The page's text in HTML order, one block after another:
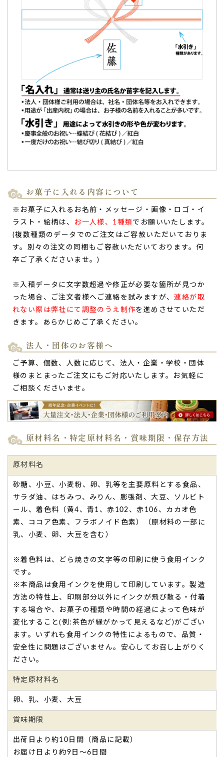
梱包も丁寧で箱も高級感があり、とても満足です。
時間どうりに届き、梱包も丁寧で箱も高級感があり、とても
満足です。
また注文したいです。（購入者様）
ご購入頂いた商品：こどもの日 イラスト入りどら焼き（3個
入り）
節句の内祝い。見た目も可愛く、味も美味しくて
とっても好評でした。
見た目も可愛く、味も美味しくてとっても好評でした。
また機会があれば注文したいと思います！
ご購入頂いた商品：こどもの日 初節句の内祝い 名入れどら
焼き(10個入り)
生地もふわふわで餡子の甘さもちょうどよくて、す
ごく美味しかったと親戚にも好評でした。
今回、孫の初節句の記念品として、お祝いいただいた方にお
渡ししたく注文させていただきました。
しまい諦めようかとも思いましたが、メールで相談させてい
かりました。
名前入りと可愛い端午の節句の絵がプリントされたどら焼き
は、 見た目だけでなく、生地もふわふわで餡子の甘さもちょ
うどよくて、すごく美味しかったと親戚にも好評でした。
機会があれば、またぜひ注文させていただきます。本当にあ
りがとうございました。（はるちゃん様）
ご購入頂いた商品：こどもの日 初節句の内祝い 名入れどら
可愛らしい節句のプリントで名入れもしてくださ
るため、内祝いとして
祝い
として喜んでもらえました。
どら焼きはしなやかでとても美味しく、お値段も量もちょう
（ふう様）
ご購入頂いた商品：こどもの日 初節句の内祝い 名入れどら
焼き(3個入り)
お菓子に入れる内容について
※お菓子に入れるお名前・メッセージ・画像・ロゴ・イ
ラスト・絵柄は、
お一人様、1種類 でお願いいたします。
(複数種類のデータでのご注文はご容赦いただいておりま
す。別々の注文の同梱もご容赦いただいております。何
卒ご了承くださいませ。)
※入稿データに文字数超過や修正が必要な箇所が見つか
った場合、ご注文者様へご連絡を試みますが、連絡が取
れない際は弊社にて調整のうえ制作を進めさせていただ
きます。あらかじめご了承ください。
法人・団体のお客様へ
ご予算、個数、人数に応じて、法人・企業・学校・団体
様のまとまったご注文にもご対応いたします。お気軽に
ご相談くださいませ。
原材料名・特定原材料名・賞味期限・保存方法
原材料名
砂糖、小豆、小麦粉、卵、乳等を主要原料とする食品、
サラダ油、はちみつ、みりん、膨張剤、大豆、ソルビト
ール、着色料（黄4、青1、赤102、赤106、カカオ色
素、ココア色素、フラボノイド色素）（原材料の一部に
乳、小麦、卵、大豆を含む）
※着色料は、どら焼きの文字等の印刷に使う食用インク
です。
※本商品は食用インクを使用して印刷しています。製造
方法の特性上、印刷部分以外にインクが飛び散る・付着
する場合や、お菓子の種類や時間の経過によって色味が
変化すること(例:茶色が緑がかって見えるなど)がござい
ます。いずれも食用インクの特性によるもので、品質・
安全性に問題はございません。安心してお召し上がりく
ださい。
特定原材料名
卵、乳、小麦、大豆
賞味期限
出荷日より約10日間（商品に記載）
お届け日より約9日～6日間